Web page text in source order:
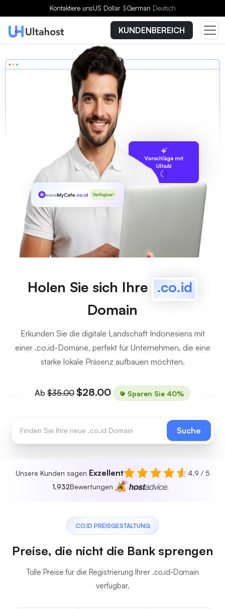
Kontaktiere unsUS Dollar $German Deutsch
KUNDENBEREICH
Vorschläge mit
UltaAI
wwwMyCafe.co.id Verfügbar!
Holen Sie sich Ihre .co.id
Domain
Erkunden Sie die digitale Landschaft Indonesiens mit
einer .co.id-Domäne, perfekt für Unternehmen, die eine
starke lokale Präsenz aufbauen möchten.
Ab $35.00 $28.00 Sparen Sie 40%
Suche
Unsere Kunden sagen Exzellent
4.9 / 5
1,932Bewertungen
.CO.ID PREISGESTALTUNG
Preise, die nicht die Bank sprengen
Tolle Preise für die Registrierung Ihrer .co.id-Domain
verfügbar.